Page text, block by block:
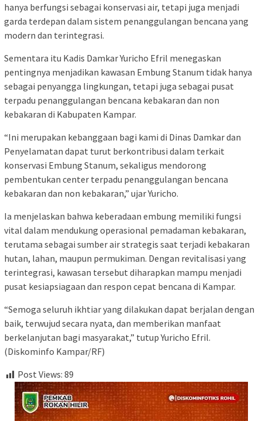
hanya berfungsi sebagai konservasi air, tetapi juga menjadi
garda terdepan dalam sistem penanggulangan bencana yang
modern dan terintegrasi.
Sementara itu Kadis Damkar Yuricho Efril menegaskan
pentingnya menjadikan kawasan Embung Stanum tidak hanya
sebagai penyangga lingkungan, tetapi juga sebagai pusat
terpadu penanggulangan bencana kebakaran dan non
kebakaran di Kabupaten Kampar.
“Ini merupakan kebanggaan bagi kami di Dinas Damkar dan
Penyelamatan dapat turut berkontribusi dalam terkait
konservasi Embung Stanum, sekaligus mendorong
pembentukan center terpadu penanggulangan bencana
kebakaran dan non kebakaran,” ujar Yuricho.
Ia menjelaskan bahwa keberadaan embung memiliki fungsi
vital dalam mendukung operasional pemadaman kebakaran,
terutama sebagai sumber air strategis saat terjadi kebakaran
hutan, lahan, maupun permukiman. Dengan revitalisasi yang
terintegrasi, kawasan tersebut diharapkan mampu menjadi
pusat kesiapsiagaan dan respon cepat bencana di Kampar.
“Semoga seluruh ikhtiar yang dilakukan dapat berjalan dengan
baik, terwujud secara nyata, dan memberikan manfaat
berkelanjutan bagi masyarakat,” tutup Yuricho Efril.
(Diskominfo Kampar/RF)
Post Views: 89